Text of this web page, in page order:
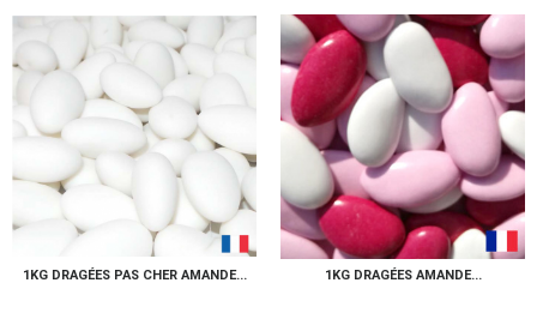
1KG DRAGÉES PAS CHER AMANDE... 1KG DRAGÉES AMANDE...